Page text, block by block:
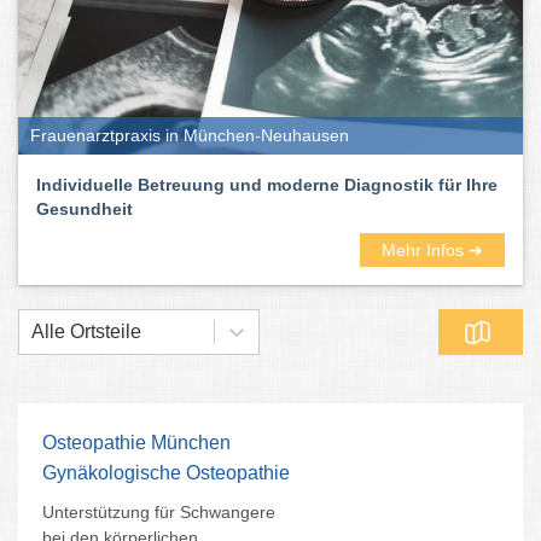
Frauenarztpraxis in München-Neuhausen
Individuelle Betreuung und moderne Diagnostik für Ihre
Gesundheit
Mehr Infos ➜
Alle Ortsteile
Osteopathie München
Gynäkologische Osteopathie
Unterstützung für Schwangere